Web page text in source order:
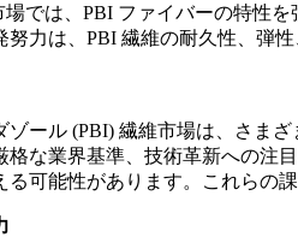
場では、PBI ファイバーの特性
努力は、PBI 繊維の耐久性、弾
ゾール (PBI) 繊維市場は、さま
格な業界基準、技術革新への注
る可能性があります。これらの